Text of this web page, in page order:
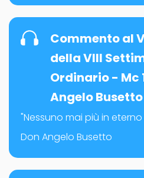
Commento al
della VIII
Ordinario - Mc
Angelo Busetto
"Nessuno mai più in
Don Angelo Busetto